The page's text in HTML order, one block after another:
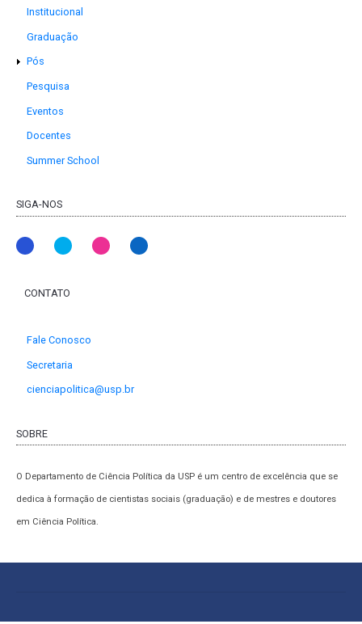
Institucional
Graduação
Pós
Pesquisa
Eventos
Docentes
Summer School
SIGA-NOS
CONTATO
Fale Conosco
Secretaria
cienciapolitica@usp.br
SOBRE
O Departamento de Ciência Política da USP é um centro de excelência que se
dedica à formação de cientistas sociais (graduação) e de mestres e doutores
em Ciência Política.